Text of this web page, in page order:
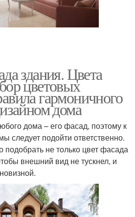
здания. Цвета
цветовых
гармоничного
дома
дома – его фасад, поэтому к
следует подойти ответственно.
подобрать не только цвет фасада
внешний вид не тускнел, и